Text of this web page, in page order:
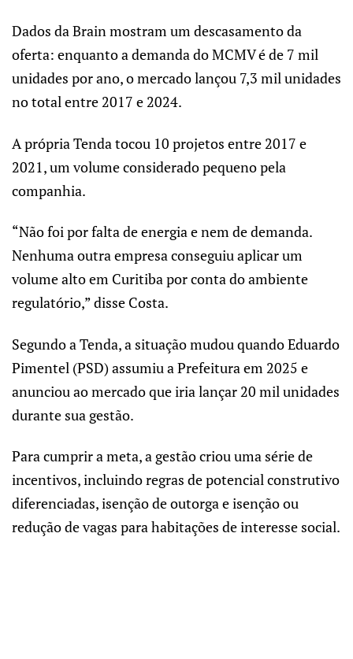
Dados da Brain mostram um descasamento da
oferta: enquanto a demanda do MCMV é de 7 mil
unidades por ano, o mercado lançou 7,3 mil unidades
no total entre 2017 e 2024.
A própria Tenda tocou 10 projetos entre 2017 e
2021, um volume considerado pequeno pela
companhia.
“Não foi por falta de energia e nem de demanda.
Nenhuma outra empresa conseguiu aplicar um
volume alto em Curitiba por conta do ambiente
regulatório,” disse Costa.
Segundo a Tenda, a situação mudou quando Eduardo
Pimentel (PSD) assumiu a Prefeitura em 2025 e
anunciou ao mercado que iria lançar 20 mil unidades
durante sua gestão.
Para cumprir a meta, a gestão criou uma série de
incentivos, incluindo regras de potencial construtivo
diferenciadas, isenção de outorga e isenção ou
redução de vagas para habitações de interesse social.